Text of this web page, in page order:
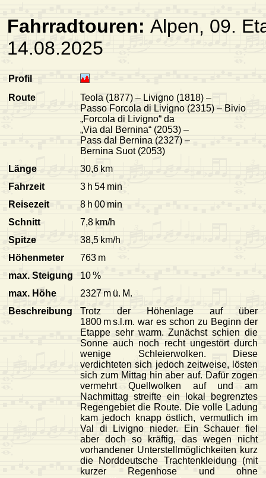
Fahrradtouren: Alpen, 09.
14.08.2025
Profil
Route
Teola (1877) – Livigno (1818) –
Passo Forcola di Livigno (2315) – Bivio
„Forcola di Livigno“ da
„Via dal Bernina“ (2053) –
Pass dal Bernina (2327) –
Bernina Suot (2053)
Länge
30,6 km
Fahrzeit
3 h 54 min
Reisezeit
8 h 00 min
Schnitt
7,8 km/h
Spitze
38,5 km/h
Höhenmeter
763 m
max. Steigung
10 %
max. Höhe
2327 m ü. M.
Beschreibung
Trotz der Höhenlage auf über
1800 m s.l.m. war es schon zu Beginn der
Etappe sehr warm. Zunächst schien die
Sonne auch noch recht ungestört durch
wenige Schleierwolken. Diese
verdichteten sich jedoch zeitweise, lösten
sich zum Mittag hin aber auf. Dafür zogen
vermehrt Quellwolken auf und am
Nachmittag streifte ein lokal begrenztes
Regengebiet die Route. Die volle Ladung
kam jedoch knapp östlich, vermutlich im
Val di Livigno nieder. Ein Schauer fiel
aber doch so kräftig, das wegen nicht
vorhandener Unterstellmöglichkeiten kurz
die Norddeutsche Trachtenkleidung (mit
kurzer Regenhose und ohne